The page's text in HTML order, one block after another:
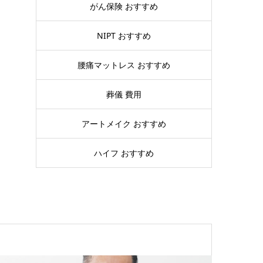
がん保険 おすすめ
NIPT おすすめ
腰痛マットレス おすすめ
葬儀 費用
アートメイク おすすめ
ハイフ おすすめ